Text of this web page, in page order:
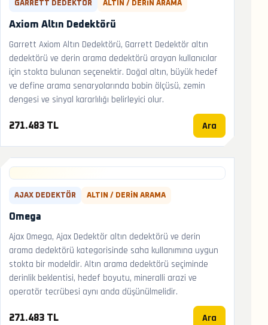
GARRETT DEDEKTÖR ALTIN / DERIN ARAMA
Axiom Altın Dedektörü
Garrett Axiom Altın Dedektörü, Garrett Dedektör altın
dedektörü ve derin arama dedektörü arayan kullanıcılar
için stokta bulunan seçenektir. Doğal altın, büyük hedef
ve define arama senaryolarında bobin ölçüsü, zemin
dengesi ve sinyal kararlılığı belirleyici olur.
271.483 TL Ara
AJAX DEDEKTÖR ALTIN / DERIN ARAMA
Omega
Ajax Omega, Ajax Dedektör altın dedektörü ve derin
arama dedektörü kategorisinde saha kullanımına uygun
stokta bir modeldir. Altın arama dedektörü seçiminde
derinlik beklentisi, hedef boyutu, mineralli arazi ve
operatör tecrübesi aynı anda düşünülmelidir.
271.483 TL Ara